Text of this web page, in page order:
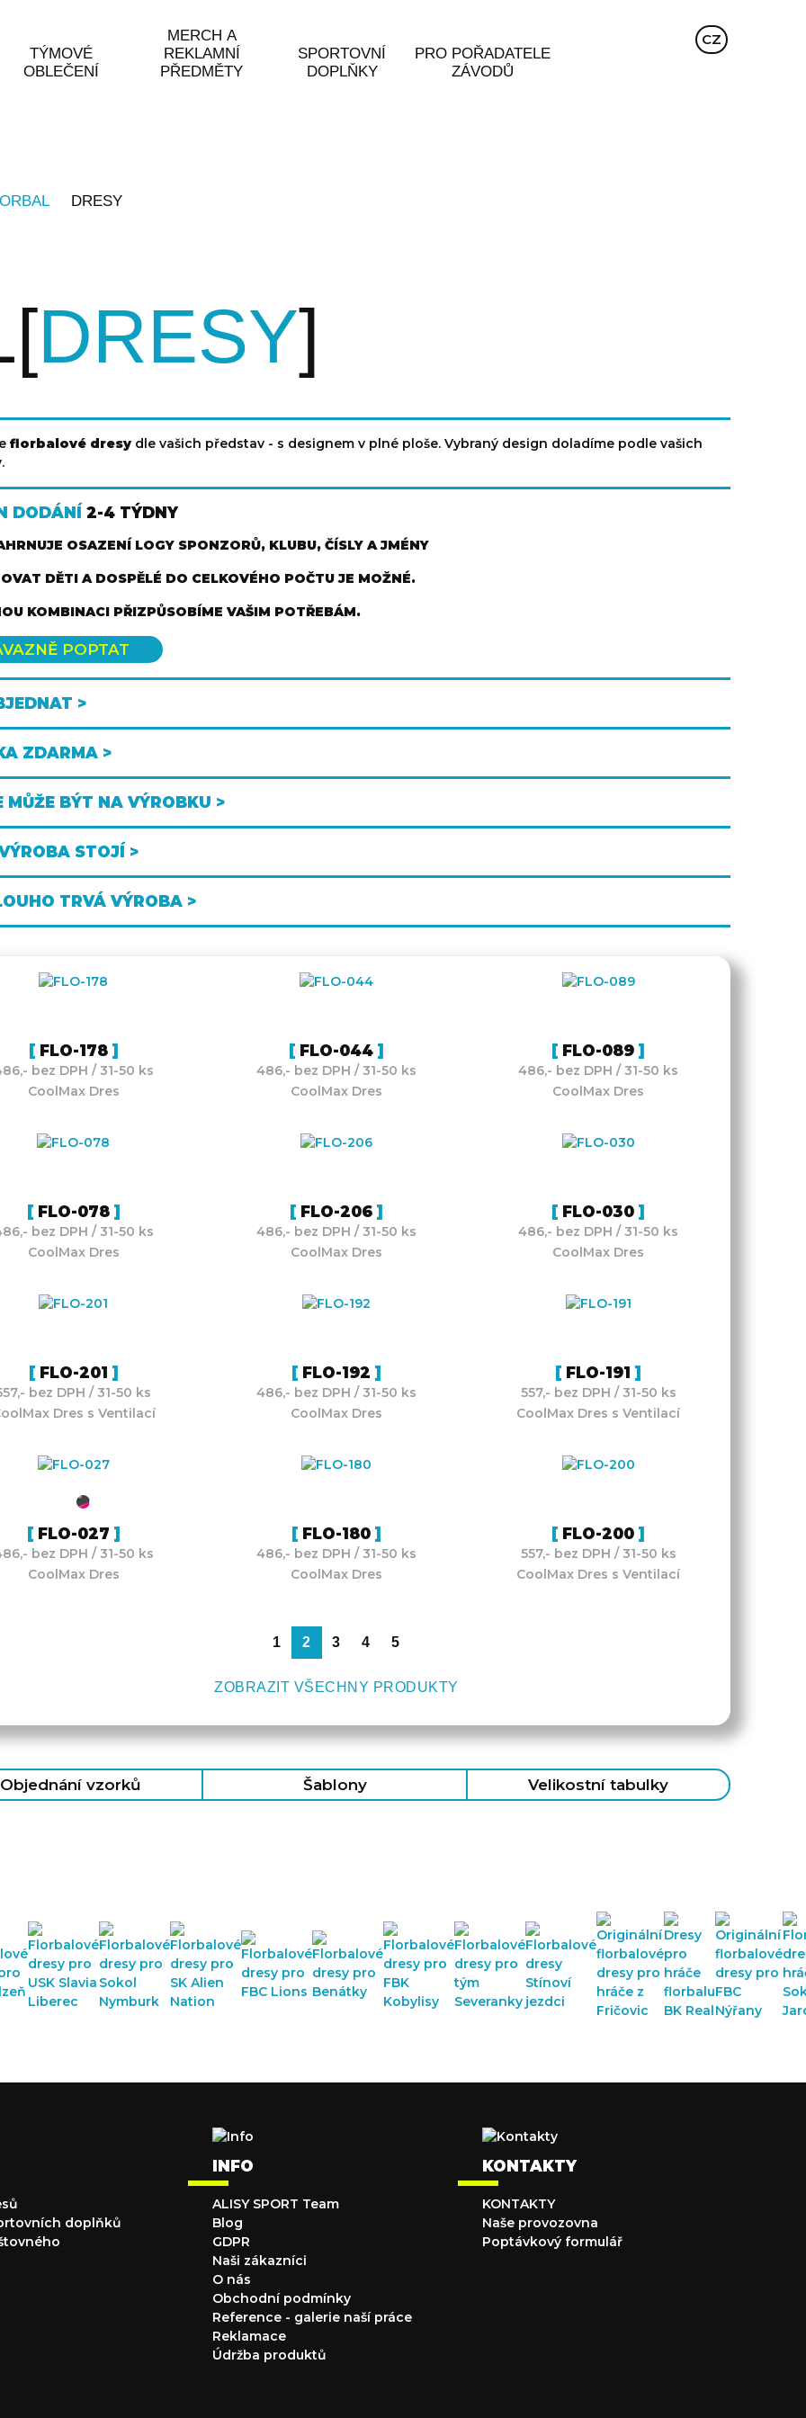
TÝMOVÉ
OBLEČENÍ
MERCH A
REKLAMNÍ
PŘEDMĚTY
SPORTOVNÍ
DOPLŇKY
PRO POŘADATELE
ZÁVODŮ
EN DE
CZ
DRESY
DRESY
florbalové dresy dle vašich představ - s designem v plné ploše. Vybraný design doladíme podle vašich
DODÁNÍ 2-4 TÝDNY
OSAZENÍ LOGY SPONZORŮ, KLUBU, ČÍSLY A JMÉNY
DĚTI A DOSPĚLÉ DO CELKOVÉHO POČTU JE MOŽNÉ.
KOMBINACI PŘIZPŮSOBÍME VAŠIM POTŘEBÁM.
POPTAT
>
ZDARMA >
MŮŽE BÝT NA VÝROBKU >
STOJÍ >
TRVÁ VÝROBA >
FLO-178
bez DPH / 31-50 ks
CoolMax Dres
FLO-044
486,- bez DPH / 31-50 ks
CoolMax Dres
FLO-089
486,- bez DPH / 31-50 ks
CoolMax Dres
FLO-078
bez DPH / 31-50 ks
CoolMax Dres
FLO-206
486,- bez DPH / 31-50 ks
CoolMax Dres
FLO-030
486,- bez DPH / 31-50 ks
CoolMax Dres
FLO-201
bez DPH / 31-50 ks
Dres s Ventilací
FLO-192
486,- bez DPH / 31-50 ks
CoolMax Dres
FLO-191
557,- bez DPH / 31-50 ks
CoolMax Dres s Ventilací
FLO-027
bez DPH / 31-50 ks
CoolMax Dres
FLO-180
486,- bez DPH / 31-50 ks
CoolMax Dres
FLO-200
557,- bez DPH / 31-50 ks
CoolMax Dres s Ventilací
1 2 3 4 5
ZOBRAZIT VŠECHNY PRODUKTY
Objednání vzorků Šablony Velikostní tabulky
doplňků
INFO
ALISY SPORT Team
Blog
GDPR
Naši zákazníci
O nás
Obchodní podmínky
Reference - galerie naší práce
Reklamace
Údržba produktů
KONTAKTY
KONTAKTY
Naše provozovna
Poptávkový formulář